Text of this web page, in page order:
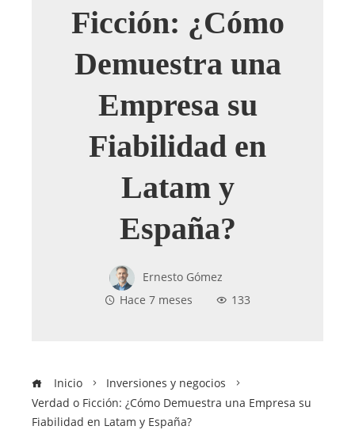
Ficción: ¿Cómo
Demuestra una
Empresa su
Fiabilidad en
Latam y
España?
Ernesto Gómez
Hace 7 meses
133
Inicio
Inversiones y negocios
Verdad o Ficción: ¿Cómo Demuestra una Empresa su
Fiabilidad en Latam y España?